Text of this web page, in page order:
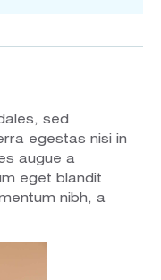
sed
egestas nisi in
augue a
eget blandit
nibh, a